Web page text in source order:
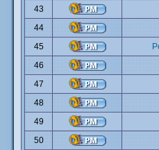
43
44
45
46
47
48
49
50